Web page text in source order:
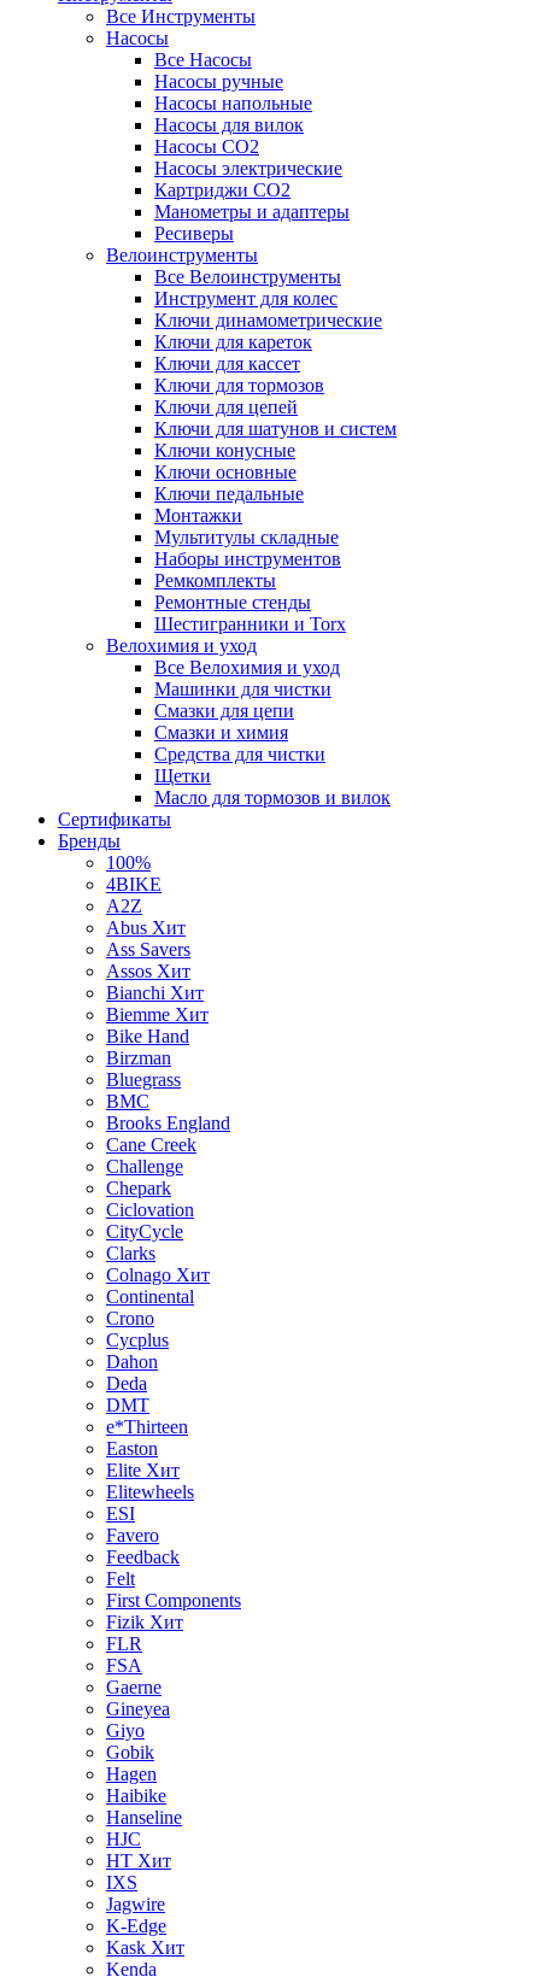
Все Инструменты
Насосы
Все Насосы
Насосы ручные
Насосы напольные
Насосы для вилок
Насосы CO2
Насосы электрические
Картриджи CO2
Манометры и адаптеры
Ресиверы
Велоинструменты
Все Велоинструменты
Инструмент для колес
Ключи динамометрические
Ключи для кареток
Ключи для кассет
Ключи для тормозов
Ключи для цепей
Ключи для шатунов и систем
Ключи конусные
Ключи основные
Ключи педальные
Монтажки
Мультитулы складные
Наборы инструментов
Ремкомплекты
Ремонтные стенды
Шестигранники и Torx
Велохимия и уход
Все Велохимия и уход
Машинки для чистки
Смазки для цепи
Смазки и химия
Средства для чистки
Щетки
Масло для тормозов и вилок
Сертификаты
Бренды
100%
4BIKE
A2Z
Abus Хит
Ass Savers
Assos Хит
Bianchi Хит
Biemme Хит
Bike Hand
Birzman
Bluegrass
BMC
Brooks England
Cane Creek
Challenge
Chepark
Ciclovation
CityCycle
Clarks
Colnago Хит
Continental
Crono
Cycplus
Dahon
Deda
DMT
e*Thirteen
Easton
Elite Хит
Elitewheels
ESI
Favero
Feedback
Felt
First Components
Fizik Хит
FLR
FSA
Gaerne
Gineyea
Giyo
Gobik
Hagen
Haibike
Hanseline
HJC
HT Хит
IXS
Jagwire
K-Edge
Kask Хит
Kenda